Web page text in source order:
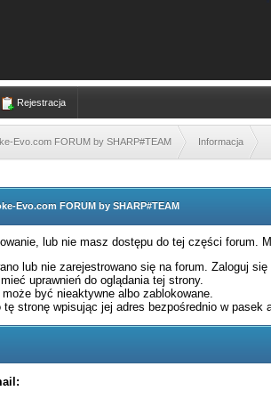
Rejestracja
Evo.com FORUM by SHARP#TEAM Informacja
Evo.com FORUM by SHARP#TEAM
lub nie masz dostępu do tej części forum.
lub nie zarejestrowano się na forum. Zaloguj
uprawnień do oglądania tej strony.
być nieaktywne albo zablokowane.
tę stronę wpisując jej adres bezpośrednio w